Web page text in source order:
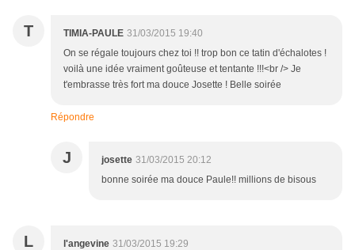
T TIMIA-PAULE 31/03/2015 19:40
On se régale toujours chez toi !! trop bon ce tatin d'échalotes !
voilà une idée vraiment goûteuse et tentante !!!<br /> Je
t'embrasse très fort ma douce Josette ! Belle soirée
Répondre
J josette 31/03/2015 20:12
bonne soirée ma douce Paule!! millions de bisous
L l'angevine 31/03/2015 19:29